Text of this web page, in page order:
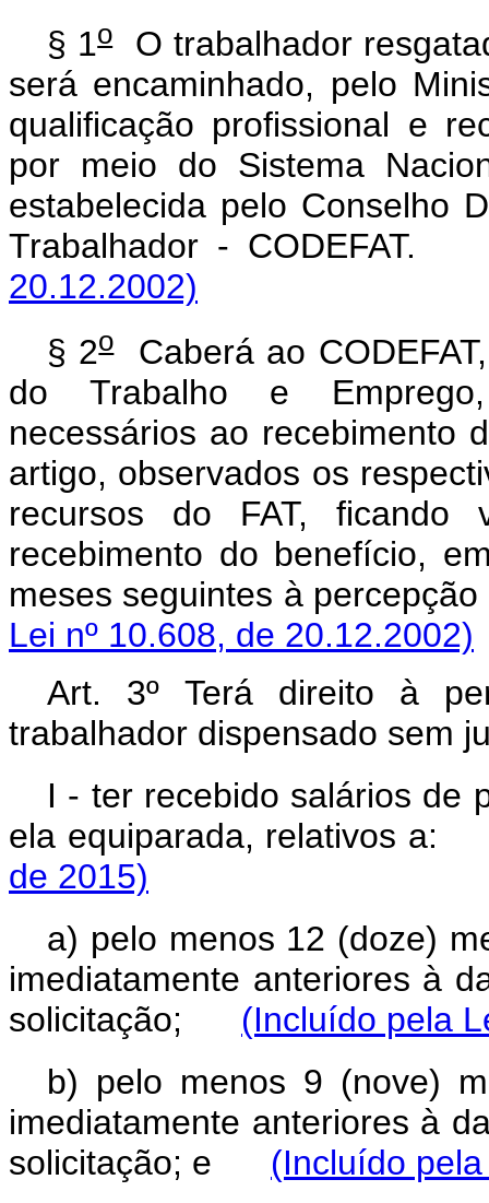
§ 1oO trabalhador
será encaminhado, pelo
qualificação profissional e
por meio do Sistema
estabelecida pelo Conselho
Trabalhador -
20.12.2002)
§ 2oCaberá ao
do Trabalho e
necessários ao recebimento
artigo, observados os
recursos do FAT, ficando
recebimento do benefício,
meses seguintes à
Lei nº 10.608, de 20.12.2002)
Art. 3º Terá direito à
trabalhador dispensado sem
I - ter recebido salários de
ela equiparada, relativos
de 2015)
a) pelo menos 12 (doze)
imediatamente anteriores à
solicitação; (Incluído pela
b) pelo menos 9 (nove)
imediatamente anteriores à
solicitação; e (Incluído